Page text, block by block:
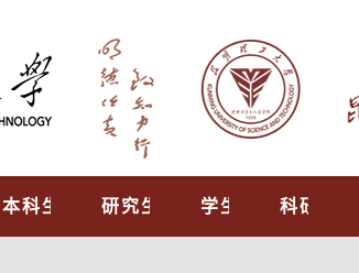
本科生教育 研究生培养 学生工作 科研工作